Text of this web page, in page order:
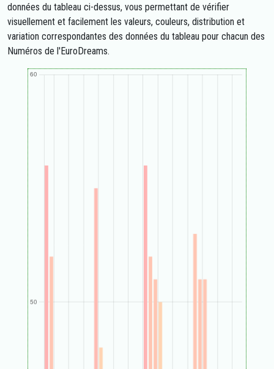
données du tableau ci-dessus, vous permettant de vérifier
visuellement et facilement les valeurs, couleurs, distribution et
variation correspondantes des données du tableau pour chacun des
Numéros de l'EuroDreams.